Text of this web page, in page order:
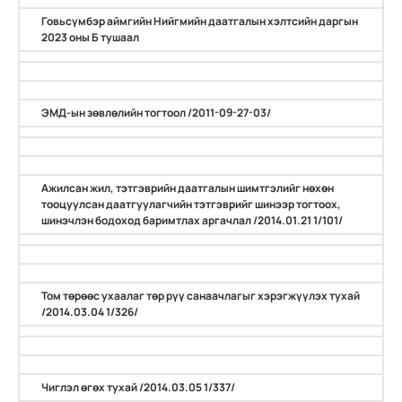
Говьсүмбэр аймгийн Нийгмийн даатгалын хэлтсийн даргын
2023 оны Б тушаал
ЭМД-ын зөвлөлийн тогтоол /2011-09-27-03/
Ажилсан жил, тэтгэврийн даатгалын шимтгэлийг нөхөн
тооцуулсан даатгуулагчийн тэтгэврийг шинээр тогтоох,
шинэчлэн бодоход баримтлах аргачлал /2014.01.21 1/101/
Том төрөөс ухаалаг төр рүү санаачлагыг хэрэгжүүлэх тухай
/2014.03.04 1/326/
Чиглэл өгөх тухай /2014.03.05 1/337/